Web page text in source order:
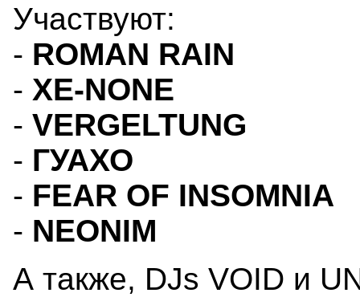
Участвуют:
- ROMAN RAIN
- XE-NONE
- VERGELTUNG
- ГУАХО
- FEAR OF INSOMNIA
- NEONIM
А также, DJs VOID и